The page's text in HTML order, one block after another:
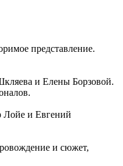
представление.
и Елены Борзовой.
Лойе и Евгений
и сюжет,